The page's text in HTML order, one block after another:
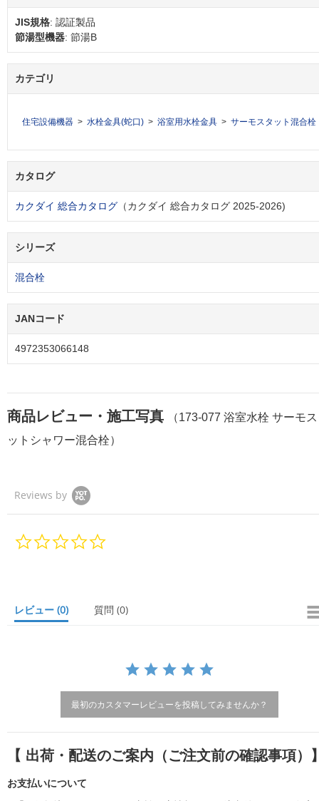
JIS規格: 認証製品
節湯型機器: 節湯B
カテゴリ
住宅設備機器 水栓金具(蛇口) 浴室用水栓金具 サーモスタット混合栓
カタログ
カクダイ 総合カタログ （カクダイ 総合カタログ 2025-2026)
シリーズ
混合栓
JANコード
4972353066148
商品レビュー・施工写真
（173-077 浴室水栓 サーモ
ットシャワー混合栓）
Reviews by
r
レビュー (0) 質問 (0)
最初のカスタマーレビューを投稿してみませんか？
【 出荷・配送のご案内（ご注文前の確認事項）
お支払いについて